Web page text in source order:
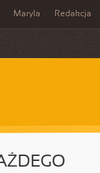
Maryla Redakcja